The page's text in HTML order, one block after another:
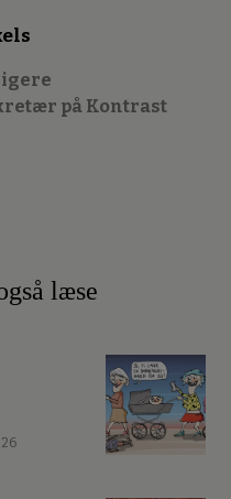
på Kontrast
læse